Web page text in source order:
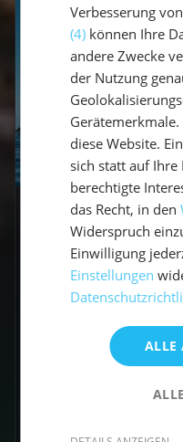
Revierbericht
7 Tage
Ultimativer
& Lolland)
einen Segeltörn mit
Verbesserung
(4) können Ihre
andere Zwecke
der Nutzung
diese Website.
sich statt auf
berechtigte
das Recht, in den
Widerspruch
Einwilligung
Einstellungen
ALLE